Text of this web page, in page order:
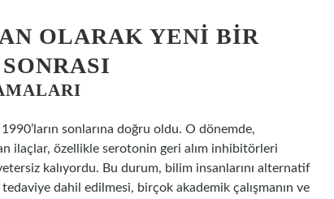
OLARAK YENI BIR
sonlarına doğru oldu. O dönemde,
ilaçlar, özellikle serotonin geri alım inhibitörleri
kalıyordu. Bu durum, bilim insanlarını alternatif
dahil edilmesi, birçok akademik çalışmanın ve